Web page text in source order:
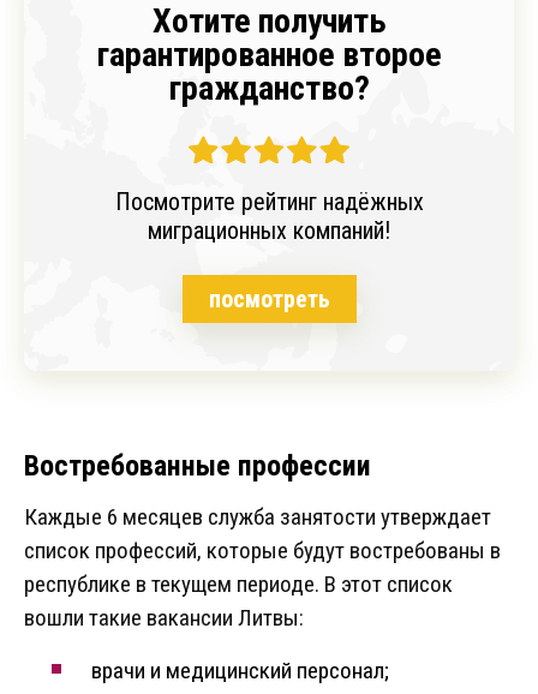
Хотите получить
гарантированное второе
гражданство?
Посмотрите рейтинг надёжных
миграционных компаний!
посмотреть
Востребованные профессии
Каждые 6 месяцев служба занятости утверждает
список профессий, которые будут востребованы в
республике в текущем периоде. В этот список
вошли такие вакансии Литвы:
врачи и медицинский персонал;